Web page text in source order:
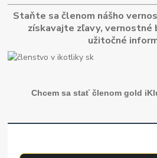
Staňte sa členom nášho
získavajte zľavy, vernostné
užitočné
Chcem sa stať členom gold